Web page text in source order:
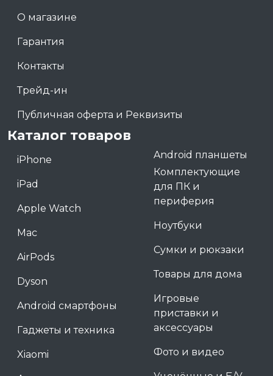
О магазине
Гарантия
Контакты
Трейд-ин
Публичная оферта и Реквизиты
Каталог товаров
iPhone
iPad
Apple Watch
Mac
AirPods
Dyson
Android смартфоны
Гаджеты и техника
Xiaomi
Android планшеты
Комплектующие
для ПК и
периферия
Ноутбуки
Сумки и рюкзаки
Товары для дома
Игровые
приставки и
аксессуары
Фото и видео